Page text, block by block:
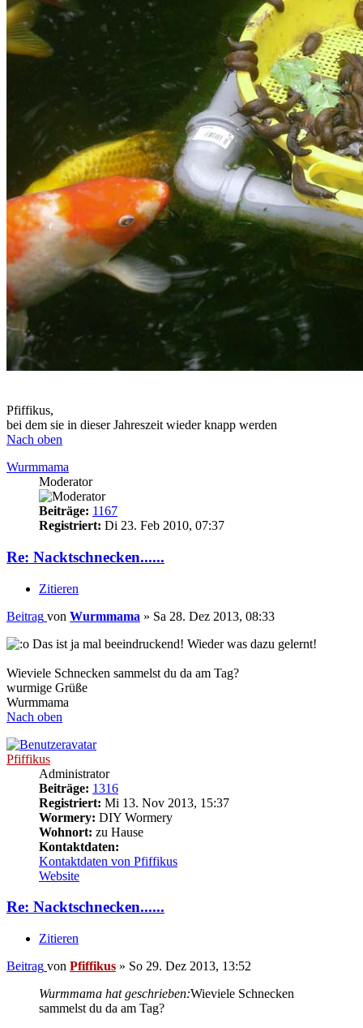
Pfiffikus,
bei dem sie in dieser Jahreszeit wieder knapp werden
Nach oben
Wurmmama
Moderator
Beiträge: 1167
Registriert: Di 23. Feb 2010, 07:37
Re: Nacktschnecken......
Zitieren
Beitrag von Wurmmama » Sa 28. Dez 2013, 08:33
Das ist ja mal beeindruckend! Wieder was dazu gelernt!
Wieviele Schnecken sammelst du da am Tag?
wurmige Grüße
Wurmmama
Nach oben
Pfiffikus
Administrator
Beiträge: 1316
Registriert: Mi 13. Nov 2013, 15:37
Wormery: DIY Wormery
Wohnort: zu Hause
Kontaktdaten:
Kontaktdaten von Pfiffikus
Website
Re: Nacktschnecken......
Zitieren
Beitrag von Pfiffikus » So 29. Dez 2013, 13:52
Wurmmama hat geschrieben:Wieviele Schnecken
sammelst du da am Tag?